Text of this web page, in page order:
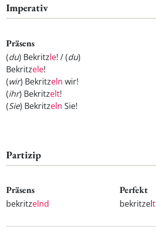
Imperativ
Präsens
(du) Bekritzle! / (du)
Bekritzele!
(wir) Bekritzeln wir!
(ihr) Bekritzelt!
(Sie) Bekritzeln Sie!
Partizip
Präsens
bekritzelnd
Perfekt
bekritzelt